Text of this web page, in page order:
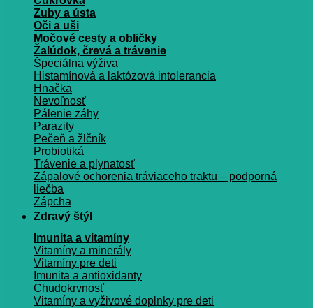
Zuby a ústa
Oči a uši
Močové cesty a obličky
Žalúdok, črevá a trávenie
Špeciálna výživa
Histamínová a laktózová intolerancia
Hnačka
Nevoľnosť
Pálenie záhy
Parazity
Pečeň a žlčník
Probiotiká
Trávenie a plynatosť
Zápalové ochorenia tráviaceho traktu – podporná
liečba
Zápcha
Zdravý štýl
Imunita a vitamíny
Vitamíny a minerály
Vitamíny pre deti
Imunita a antioxidanty
Chudokrvnosť
Vitamíny a vyživové doplnky pre deti